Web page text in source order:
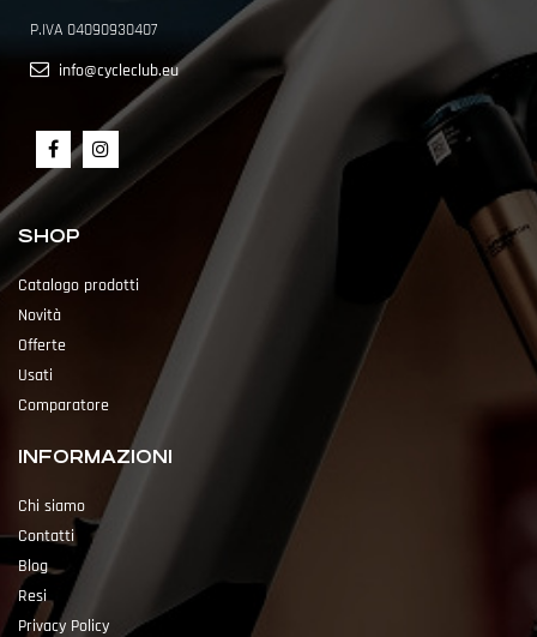
P.IVA 04090930407
info@cycleclub.eu
SHOP
Catalogo prodotti
Novità
Offerte
Usati
Comparatore
INFORMAZIONI
Chi siamo
Contatti
Blog
Resi
Privacy Policy